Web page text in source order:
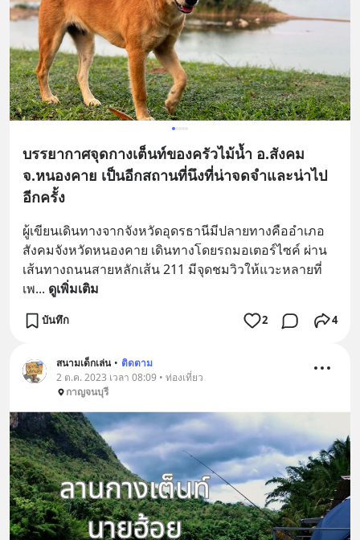
บรรยากาศจุดกางเต็นท์ของครัวไม้น้ำ อ.สังคม
จ.หนองคาย เป็นอีกสถานที่นึงที่น่าจดจำและน่าไป
อีกครั้ง
ผู้เขียนเดินทางจากจังหวัดอุดรธานีมีปลายทางคืออำเภอ
สังคมจังหวัดหนองคาย เดินทางโดยรถมอเตอร์ไซค์ ผ่าน
เส้นทางถนนสายหลักเส้น 211 มีจุดชมวิวให้แวะหลายที่
เพ... ดูเพิ่มเติม
บันทึก 2 4
สนามเด็กเล่น • ติดตาม
2 ต.ค. 2023 เวลา 08:09 • ท่องเที่ยว
กาญจนบุรี